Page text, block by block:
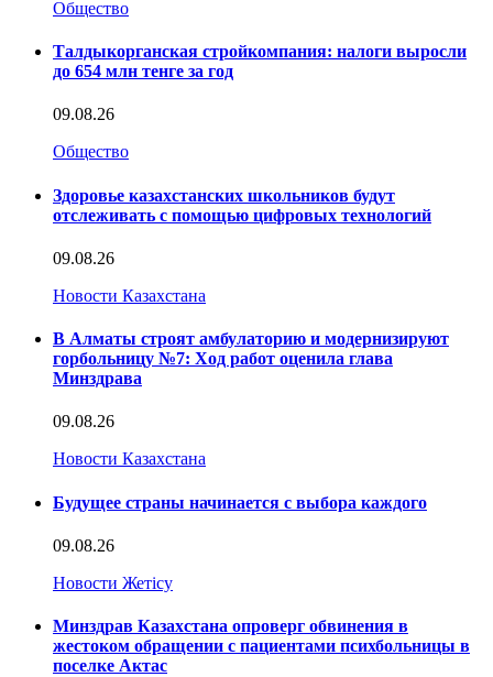
Общество
Талдыкорганская стройкомпания: налоги выросли
до 654 млн тенге за год
09.08.26
Общество
Здоровье казахстанских школьников будут
отслеживать с помощью цифровых технологий
09.08.26
Новости Казахстана
В Алматы строят амбулаторию и модернизируют
горбольницу №7: Ход работ оценила глава
Минздрава
09.08.26
Новости Казахстана
Будущее страны начинается с выбора каждого
09.08.26
Новости Жетісу
Минздрав Казахстана опроверг обвинения в
жестоком обращении с пациентами психбольницы в
поселке Актас